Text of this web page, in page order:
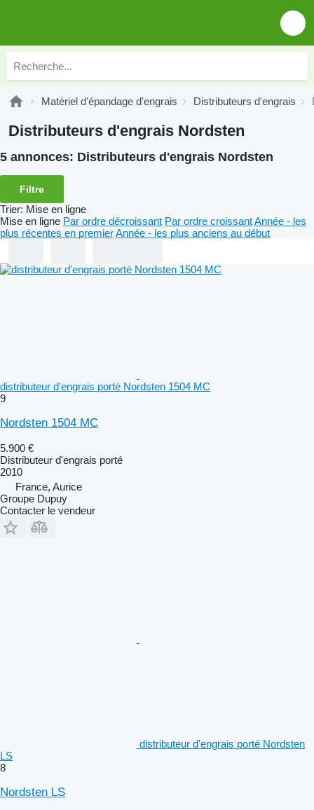
Matériel d'épandage d'engrais Distributeurs d'engrais
Distributeurs d'engrais Nordsten
5 annonces: Distributeurs d'engrais Nordsten
Filtre
Trier: Mise en ligne
Mise en ligne Par ordre décroissant Par ordre croissantAnnée - les
plus récentes en premierAnnée - les plus anciens au début
distributeur d'engrais porté Nordsten 1504 MC
9
Nordsten 1504 MC
5.900 €
Distributeur d'engrais porté
2010
France, Aurice
Groupe Dupuy
Contacter le vendeur
distributeur d'engrais porté Nordsten
LS
8
Nordsten LS